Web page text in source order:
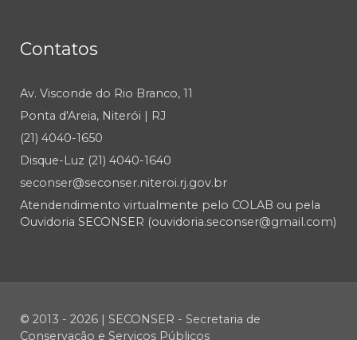
Contatos
Av. Visconde do Rio Branco, 11
Ponta d'Areia, Niterói | RJ
(21) 4040-1650
Disque-Luz (21) 4040-1640
seconser@seconser.niteroi.rj.gov.br
Atendendimento virtualmente pelo COLAB ou pela
Ouvidoria SECONSER (ouvidoria.seconser@gmail.com)
© 2013 - 2026 | SECONSER - Secretaria de
Conservação e Serviços Públicos